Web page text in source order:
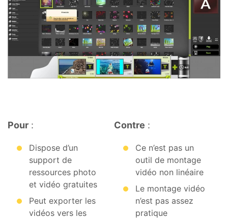
Pour :
Dispose d’un
support de
ressources photo
et vidéo gratuites
Peut exporter les
vidéos vers les
Contre :
Ce n’est pas un
outil de montage
vidéo non linéaire
Le montage vidéo
n’est pas assez
pratique